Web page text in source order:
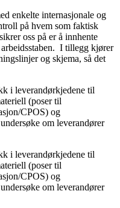
enkelte internasjonale og
på hvem som faktisk
oss på er å innhente
I tillegg kjører
og skjema, så det
i leverandørkjedene til
(poser til
CPOS) og
om leverandører
i leverandørkjedene til
(poser til
CPOS) og
om leverandører